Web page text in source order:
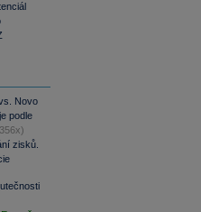
Novo
podle
zisků.